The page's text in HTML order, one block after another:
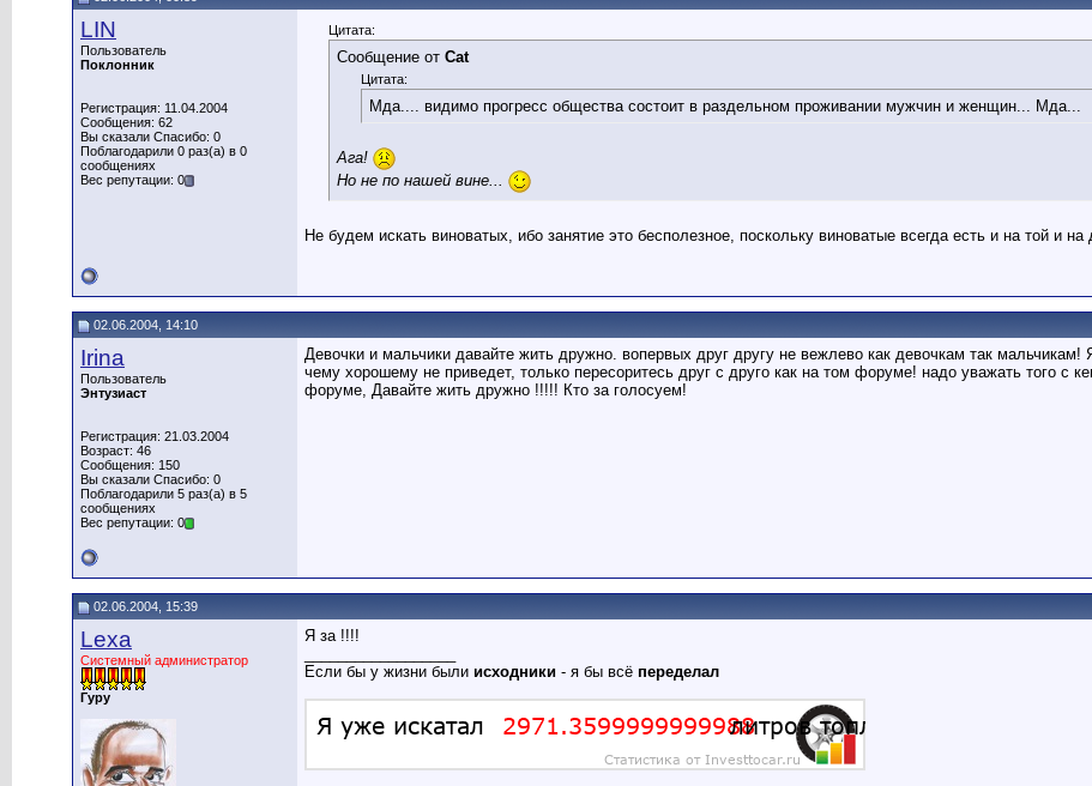
LIN
Пользователь
Поклонник
Регистрация: 11.04.2004
Сообщения: 62
Вы сказали Спасибо: 0
Поблагодарили 0 раз(а) в 0
сообщениях
Вес репутации: 0
Цитата:
Сообщение от Cat
Цитата:
Мда.... видимо прогресс общества состоит в раздельном проживании мужчин и женщин... Мда...
Ага!
Но не по нашей вине...
Не будем искать виноватых, ибо занятие это бесполезное, поскольку виноватые всегда есть и на той и на
02.06.2004, 14:10
Irina
Пользователь
Энтузиаст
Регистрация: 21.03.2004
Возраст: 46
Сообщения: 150
Вы сказали Спасибо: 0
Поблагодарили 5 раз(а) в 5
сообщениях
Вес репутации: 0
Девочки и мальчики давайте жить дружно. вопервых друг другу не вежлево как девочкам так
чему хорошему не приведет, только пересоритесь друг с друго как на том форуме! надо уважать того с
форуме, Давайте жить дружно !!!!! Кто за голосуем!
02.06.2004, 15:39
Lexa
Системный администратор
Гуру
Я за !!!!
Если бы у жизни были исходники - я бы всё переделал